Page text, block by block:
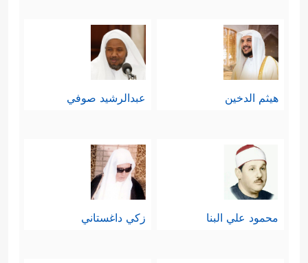
هيثم الدخين عبدالرشيد صوفي
محمود علي البنا زكي داغستاني